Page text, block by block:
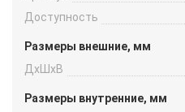
Доступность
Размеры внешние, мм
ДxШxВ
Размеры внутренние, мм